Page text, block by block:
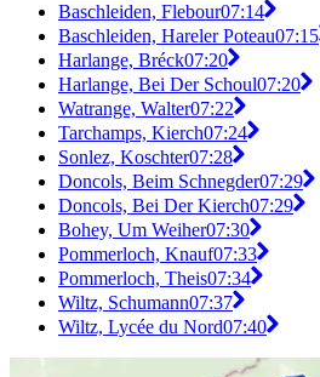
Baschleiden, Flebour07:14
Baschleiden, Hareler Poteau07:15
Harlange, Bréck07:20
Harlange, Bei Der Schoul07:20
Watrange, Walter07:22
Tarchamps, Kierch07:24
Sonlez, Koschter07:28
Doncols, Beim Schnegder07:29
Doncols, Bei Der Kierch07:29
Bohey, Um Weiher07:30
Pommerloch, Knauf07:33
Pommerloch, Theis07:34
Wiltz, Schumann07:37
Wiltz, Lycée du Nord07:40